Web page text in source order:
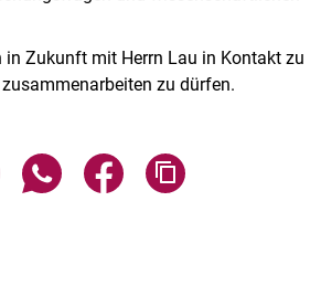
in Zukunft mit Herrn Lau in Kontakt zu
zu dürfen.
Seite über E-Mail teilen
Seite über WhatsApp teilen
Seite über Facebook